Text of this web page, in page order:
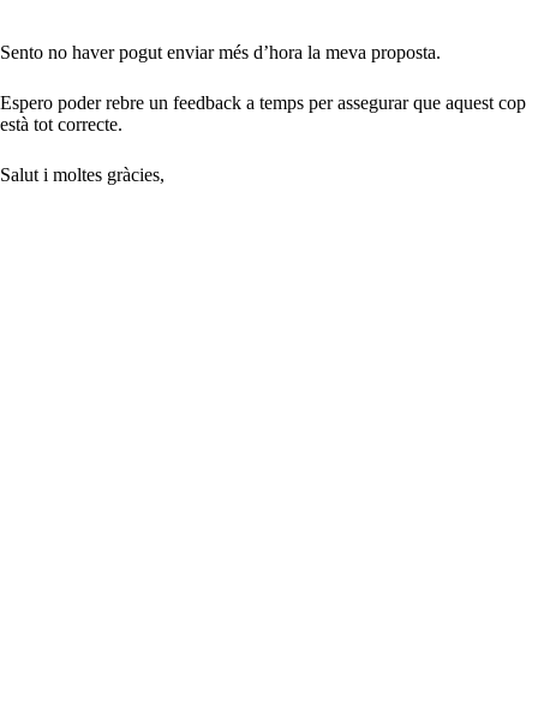
Sento no haver pogut enviar més d’hora la meva proposta.
Espero poder rebre un feedback a temps per assegurar que aquest cop
està tot correcte.
Salut i moltes gràcies,